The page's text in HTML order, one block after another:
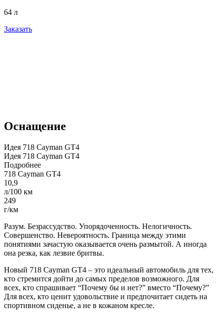
64 л
Заказать
Оснащение
Идея 718 Cayman GT4
Идея 718 Cayman GT4
Подробнее
718 Cayman GT4
10,9
л/100 км
249
г/км
Разум. Безрассудство. Упорядоченность. Нелогичность.
Совершенство. Невероятность. Граница между этими
понятиями зачастую оказывается очень размытой. А иногда
она резка, как лезвие бритвы.
Новый 718 Cayman GT4 – это идеальный автомобиль для тех,
кто стремится дойти до самых пределов возможного. Для
всех, кто спрашивает “Почему бы и нет?” вместо “Почему?”
Для всех, кто ценит удовольствие и предпочитает сидеть на
спортивном сиденье, а не в кожаном кресле.